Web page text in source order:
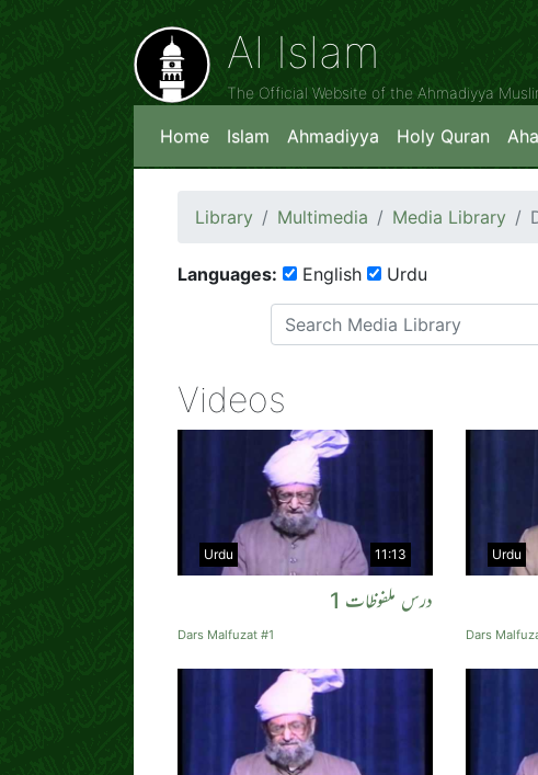
Al Islam
The Official Website of the Ahmadiyya
Home Islam Ahmadiyya Holy Quran
Library Multimedia Media Library
Languages: English Urdu
Videos
11:13
Urdu
درس ملفوظات 1
Dars Malfuzat #1
Urdu
Dars